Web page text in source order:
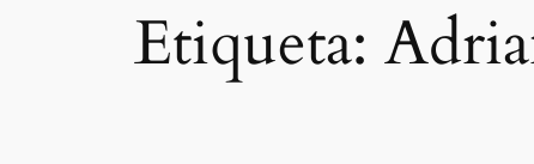
Etiqueta: